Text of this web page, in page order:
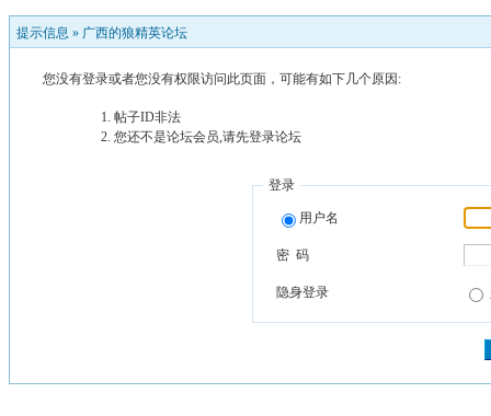
提示信息 » 广西的狼精英论坛
您没有登录或者您没有权限访问此页面，可能有如下几个原因:
帖子ID非法
您还不是论坛会员,请先登录论坛
登录
用户名
密 码
隐身登录